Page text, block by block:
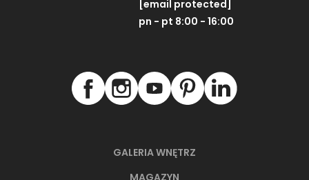
GALERIA WNĘTRZ
MAGAZYN
[email protected]
pn - pt 8:00 - 16:00